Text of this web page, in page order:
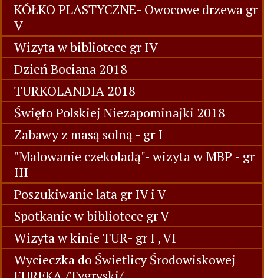
KÓŁKO PLASTYCZNE- Owocowe drzewa gr
V
Wizyta w bibliotece gr IV
Dzień Bociana 2018
TURKOLANDIA 2018
Święto Polskiej Niezapominajki 2018
Zabawy z masą solną - gr I
"Malowanie czekoladą"- wizyta w MBP - gr
III
Poszukiwanie lata gr IV i V
Spotkanie w bibliotece gr V
Wizyta w kinie TUR- gr I , VI
Wycieczka do Świetlicy Środowiskowej